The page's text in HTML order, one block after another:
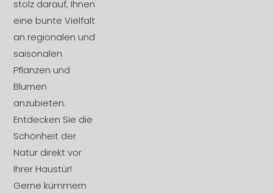
stolz darauf, Ihnen
eine bunte Vielfalt
an regionalen und
saisonalen
Pflanzen und
Blumen
anzubieten.
Entdecken Sie die
Schönheit der
Natur direkt vor
Ihrer Haustür!
Gerne kümmern